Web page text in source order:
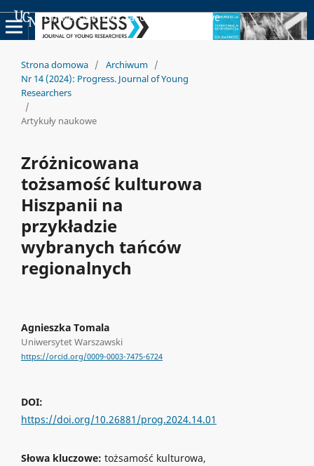
Uniwersyteckie Czasopisma Naukowe
Strona domowa / Archiwum /
Nr 14 (2024): Progress. Journal of Young
Researchers
/
Artykuły naukowe
Zróżnicowana
tożsamość kulturowa
Hiszpanii na
przykładzie
wybranych tańców
regionalnych
Agnieszka Tomala
Uniwersytet Warszawski
https://orcid.org/0009-0003-7475-6724
DOI:
https://doi.org/10.26881/prog.2024.14.01
Słowa kluczowe: tożsamość kulturowa,